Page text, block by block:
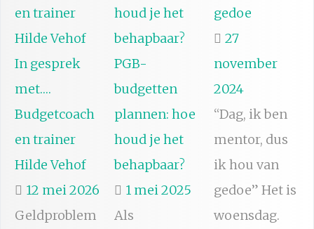
In gesprek
met….
Budgetcoach
en trainer
Hilde Vehof
12 mei 2026
Geldproblem
PGB-
budgetten
plannen: hoe
houd je het
behapbaar?
1 mei 2025
Als
gedoe
27
november
2024
“Dag, ik ben
mentor, dus
ik hou van
gedoe” Het is
woensdag.